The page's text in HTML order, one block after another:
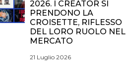
2026. I CREATOR SI
PRENDONO LA
CROISETTE, RIFLESSO
DEL LORO RUOLO NEL
MERCATO
21 Luglio 2026